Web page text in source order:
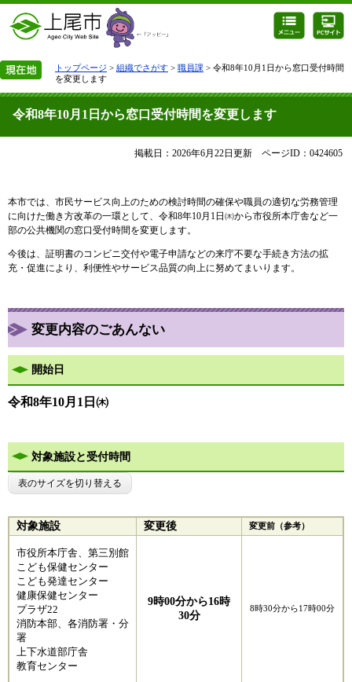
トップページ > 組織でさがす > 職員課 > 令和8年10月1日から窓口受付時間
を変更します
令和8年10月1日から窓口受付時間を変更します
掲載日：2026年6月22日更新 ページID：0424605
本市では、市民サービス向上のための検討時間の確保や職員の適切な労務管理
に向けた働き方改革の一環として、令和8年10月1日㈭から市役所本庁舎など一
部の公共機関の窓口受付時間を変更します。
今後は、証明書のコンビニ交付や電子申請などの来庁不要な手続き方法の拡
充・促進により、利便性やサービス品質の向上に努めてまいります。
変更内容のごあんない
開始日
令和8年10月1日㈭
対象施設と受付時間
表のサイズを切り替える
対象施設 変更後 変更前（参考）
市役所本庁舎、第三別館
こども保健センター
こども発達センター
健康保健センター
プラザ22
消防本部、各消防署・分
署
上下水道部庁舎
教育センター
9時00分から16時
30分
8時30分から17時00分​